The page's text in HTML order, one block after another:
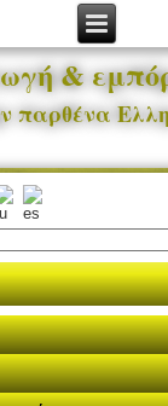
&
παρθένα